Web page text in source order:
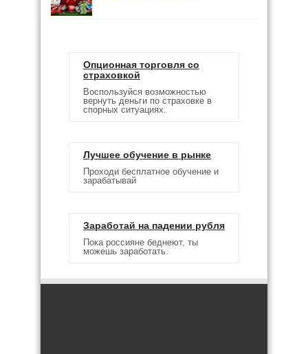
Опционная торговля со
страховкой
Воспользуйся возможностью
вернуть деньги по страховке в
спорных ситуациях.
Лучшее обучение в рынке
Проходи бесплатное обучение и
зарабатывай
Заработай на падении рубля
Пока россияне беднеют, ты
можешь заработать.